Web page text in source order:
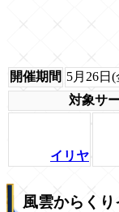
開催期間 5月26日
対象サ
イリヤ
風雲からく